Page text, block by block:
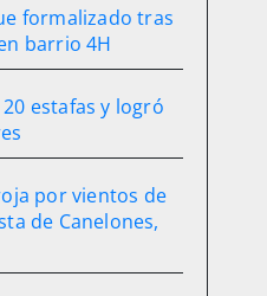
formalizado tras
barrio 4H
estafas y logró
por vientos de
de Canelones,